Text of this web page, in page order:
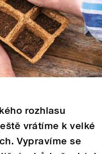
rozhlasu
vrátíme k velké
Vypravíme se